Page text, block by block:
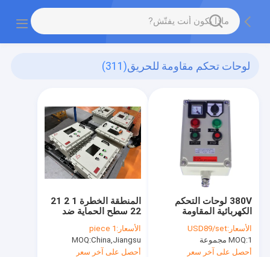
لوحات تحكم مقاومة للحريق(311)
المنطقة الخطرة 1 2 21
22 سطح الحماية ضد
الانفجار IP66 WF2
الأسعار: 1 piece
MOQ:China,Jiangsu
أحصل على آخر سعر
380V لوحات التحكم
الكهربائية المقاومة
للحريق للانفجار لوحة
الكسارة والدليل على
مجلس الوزراء
الأسعار:USD89/set
MOQ:1 مجموعة
أحصل على آخر سعر